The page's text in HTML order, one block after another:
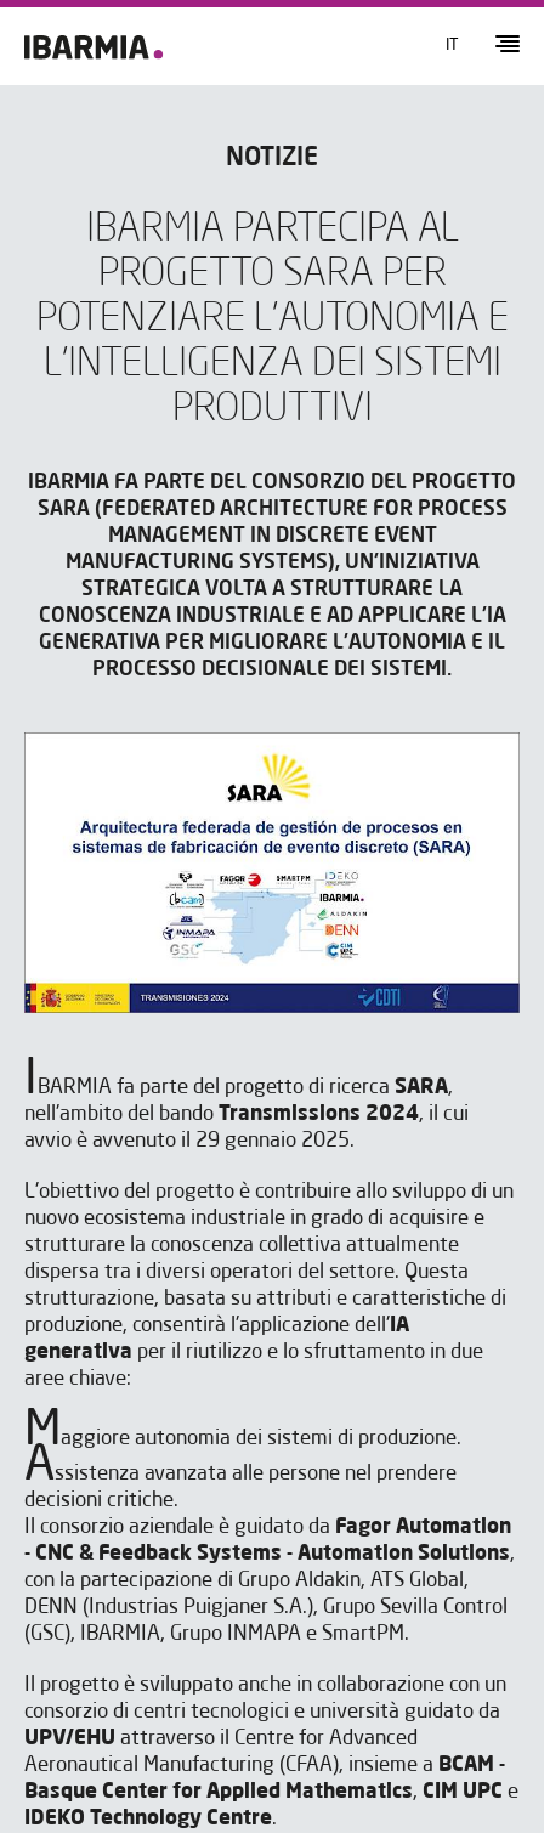
NOTIZIE
IBARMIA PARTECIPA AL
PROGETTO SARA PER
POTENZIARE L'AUTONOMIA E
L'INTELLIGENZA DEI SISTEMI
PRODUTTIVI
IBARMIA FA PARTE DEL CONSORZIO DEL PROGETTO
SARA (FEDERATED ARCHITECTURE FOR PROCESS
MANAGEMENT IN DISCRETE EVENT
MANUFACTURING SYSTEMS), UN'INIZIATIVA
STRATEGICA VOLTA A STRUTTURARE LA
CONOSCENZA INDUSTRIALE E AD APPLICARE L'IA
GENERATIVA PER MIGLIORARE L'AUTONOMIA E IL
PROCESSO DECISIONALE DEI SISTEMI.
I BARMIA fa parte del progetto di ricerca SARA,
nell'ambito del bando Transmissions 2024, il cui
avvio è avvenuto il 29 gennaio 2025.
L'obiettivo del progetto è contribuire allo sviluppo di un
nuovo ecosistema industriale in grado di acquisire e
strutturare la conoscenza collettiva attualmente
dispersa tra i diversi operatori del settore. Questa
strutturazione, basata su attributi e caratteristiche di
produzione, consentirà l'applicazione dell' IA
generativa per il riutilizzo e lo sfruttamento in due
aree chiave:
Maggiore autonomia dei sistemi di produzione.
Assistenza avanzata alle persone nel prendere
decisioni critiche.
Il consorzio aziendale è guidato da Fagor Automation
- CNC & Feedback Systems - Automation Solutions,
con la partecipazione di Grupo Aldakin, ATS Global,
DENN (Industrias Puigjaner S.A.), Grupo Sevilla Control
(GSC), IBARMIA, Grupo INMAPA e SmartPM.
Il progetto è sviluppato anche in collaborazione con un
consorzio di centri tecnologici e università guidato da
UPV/EHU attraverso il Centre for Advanced
Aeronautical Manufacturing (CFAA), insieme a BCAM -
Basque Center for Applied Mathematics, CIM UPC e
IDEKO Technology Centre.